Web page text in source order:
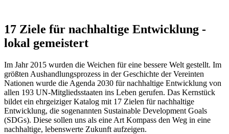
17 Ziele für nachhaltige Entwicklung -
lokal gemeistert
Im Jahr 2015 wurden die Weichen für eine bessere Welt gestellt. Im
größten Aushandlungsprozess in der Geschichte der Vereinten
Nationen wurde die Agenda 2030 für nachhaltige Entwicklung von
allen 193 UN-Mitgliedsstaaten ins Leben gerufen. Das Kernstück
bildet ein ehrgeiziger Katalog mit 17 Zielen für nachhaltige
Entwicklung, die sogenannten Sustainable Development Goals
(SDGs). Diese sollen uns als eine Art Kompass den Weg in eine
nachhaltige, lebenswerte Zukunft aufzeigen.